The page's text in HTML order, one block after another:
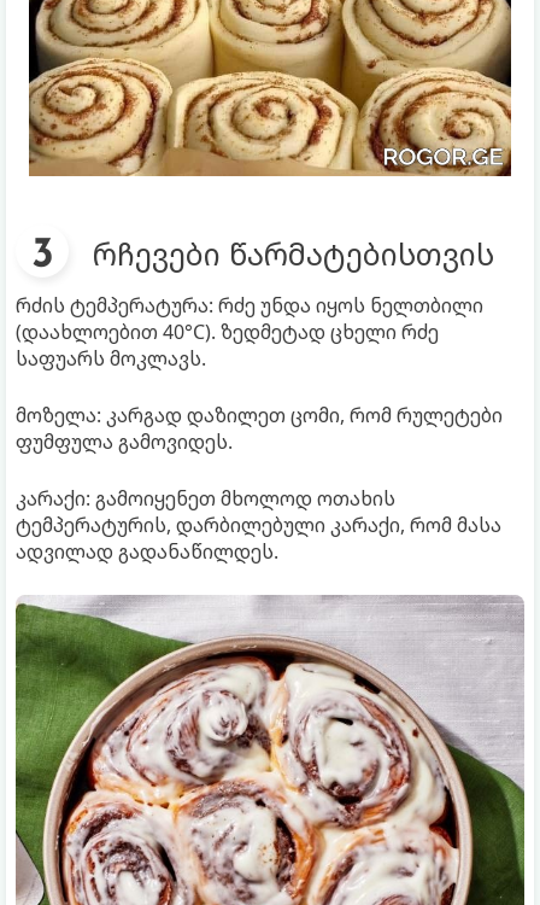
რჩევები წარმატებისთვის
რძის ტემპერატურა: რძე უნდა იყოს ნელთბილი
(დაახლოებით 40°C). ზედმეტად ცხელი რძე
საფუარს მოკლავს.
მოზელა: კარგად დაზილეთ ცომი, რომ რულეტები
ფუმფულა გამოვიდეს.
კარაქი: გამოიყენეთ მხოლოდ ოთახის
ტემპერატურის, დარბილებული კარაქი, რომ მასა
ადვილად გადანაწილდეს.